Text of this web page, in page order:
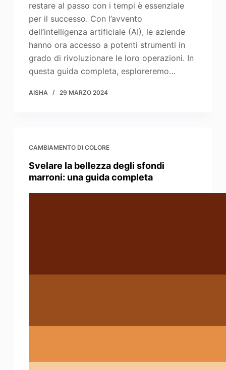
restare al passo con i tempi è essenziale
per il successo. Con l’avvento
dell’intelligenza artificiale (AI), le aziende
hanno ora accesso a potenti strumenti in
grado di rivoluzionare le loro operazioni. In
questa guida completa, esploreremo…
AISHA 29 MARZO 2024
CAMBIAMENTO DI COLORE
Svelare la bellezza degli sfondi
marroni: una guida completa